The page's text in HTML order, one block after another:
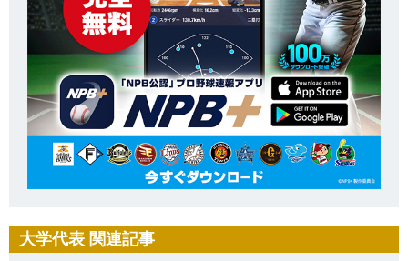
大学代表 関連記事